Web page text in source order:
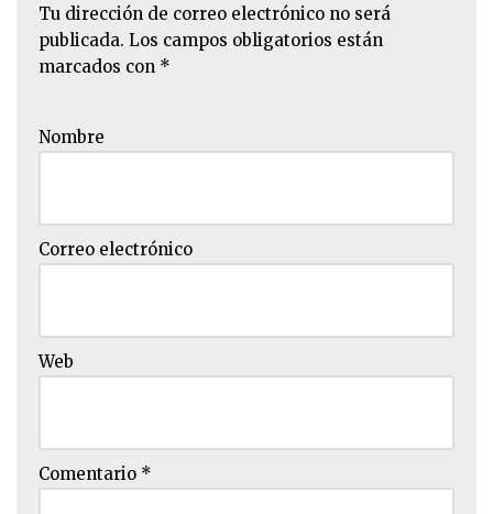
Tu dirección de correo electrónico no será
publicada. Los campos obligatorios están
marcados con *
Nombre
Correo electrónico
Web
Comentario *